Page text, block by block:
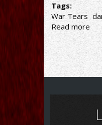
Tags:
War Tears
Read more